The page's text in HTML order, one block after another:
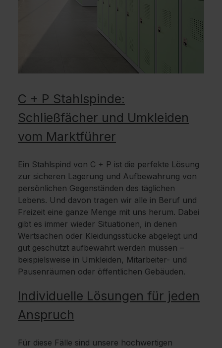
C + P Stahlspinde:
Schließfächer und Umkleiden
vom Marktführer
Ein Stahlspind von C + P ist die perfekte Lösung
zur sicheren Lagerung und Aufbewahrung von
persönlichen Gegenständen des täglichen
Lebens. Und davon tragen wir alle in Beruf und
Freizeit eine ganze Menge mit uns herum. Dabei
gibt es immer wieder Situationen, in denen
Wertsachen oder Kleidungsstücke abgelegt und
gut geschützt aufbewahrt werden müssen –
beispielsweise in Umkleiden, Mitarbeiter- und
Pausenräumen oder öffentlichen Gebäuden.
Individuelle Lösungen für jeden
Anspruch
Für diese Fälle sind unsere hochwertigen